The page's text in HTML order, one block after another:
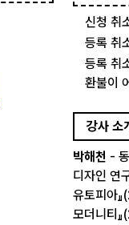
신청 취
등록 취
등록 취
환불이
강사 소
박해천 -
디자인 연
유토피아
모더니티